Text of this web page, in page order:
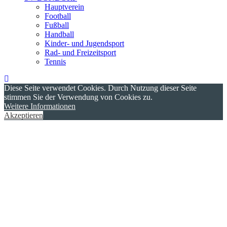
Hauptverein
Football
Fußball
Handball
Kinder- und Jugendsport
Rad- und Freizeitsport
Tennis
Diese Seite verwendet Cookies. Durch Nutzung dieser Seite
stimmen Sie der Verwendung von Cookies zu.
Weitere Informationen
Akzeptieren